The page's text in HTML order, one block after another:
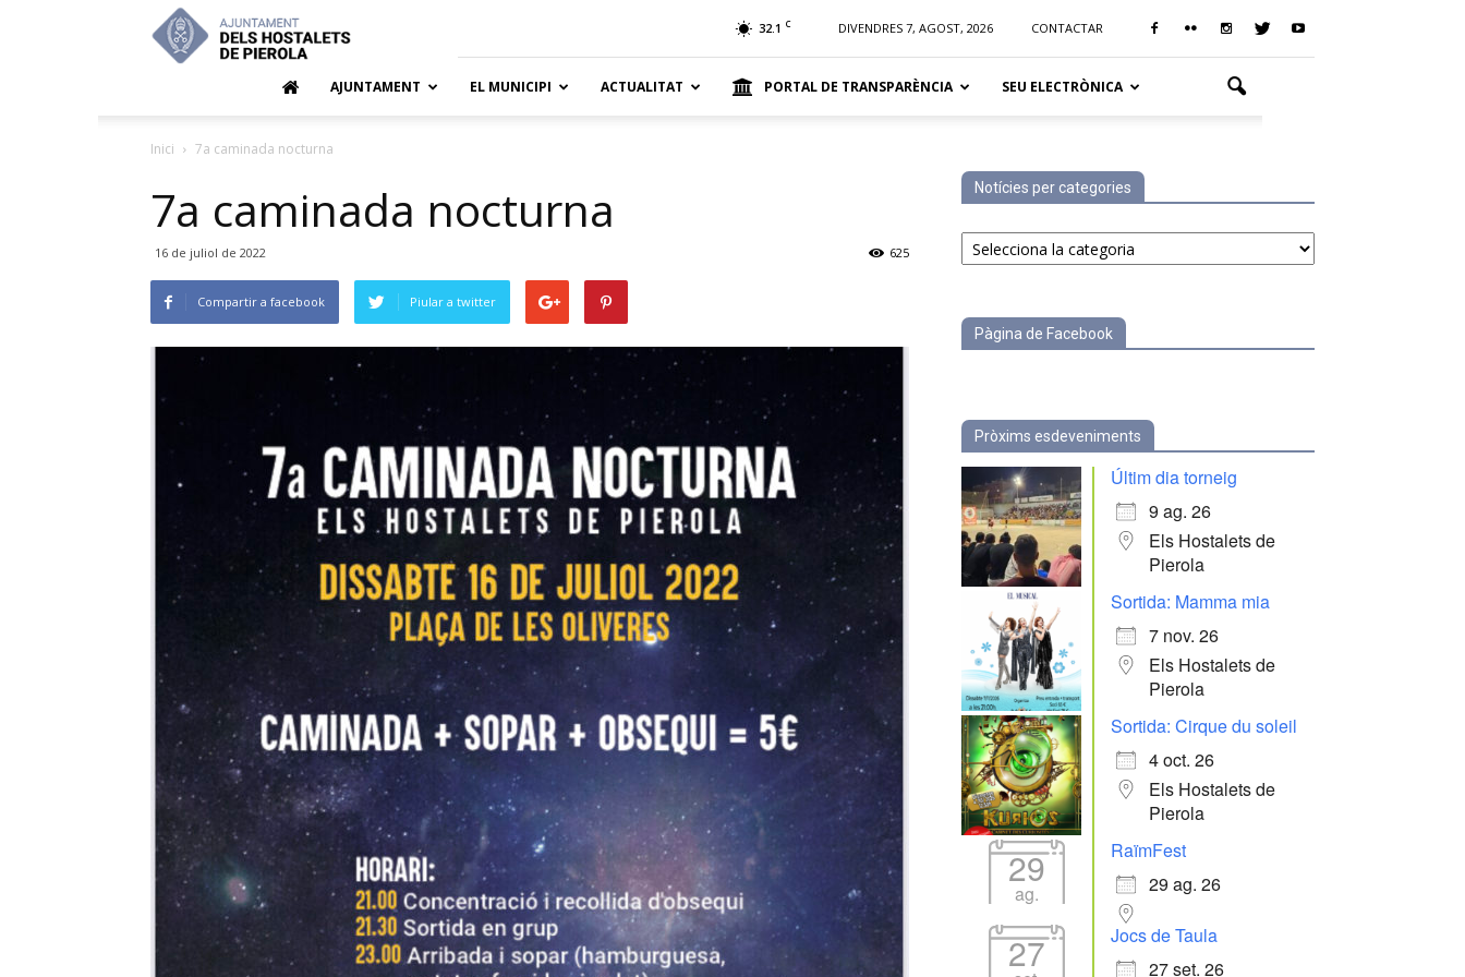
Hostalets
de
32.1 C DIVENDRES 7, AGOST, 2026 CONTACTAR
AJUNTAMENT EL MUNICIPI ACTUALITAT PORTAL DE TRANSPARÈNCIA SEU ELECTRÒNICA
Inici 7a caminada nocturna
7a caminada nocturna
16 de juliol de 2022 625
Compartir a facebook Piular a twitter
Notícies per categories
Notícies
per
Pàgina de Facebook
Pròxims esdeveniments
Últim dia torneig
9 ag. 26
Els Hostalets de
Pierola
Sortida: Mamma mia
7 nov. 26
Els Hostalets de
Pierola
Sortida: Cirque du soleil
4 oct. 26
Els Hostalets de
Pierola
29
ag.
RaïmFest
29 ag. 26
27
Jocs de Taula
27 set. 26